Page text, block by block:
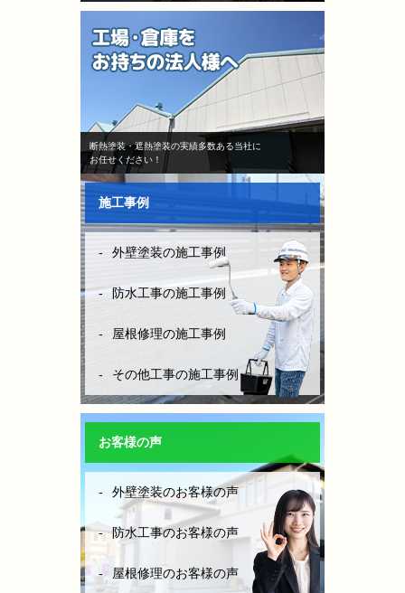
断熱塗装・遮熱塗装の実績多数ある当社に
お任せください！
施工事例
外壁塗装の施工事例
防水工事の施工事例
屋根修理の施工事例
その他工事の施工事例
お客様の声
外壁塗装のお客様の声
防水工事のお客様の声
屋根修理のお客様の声